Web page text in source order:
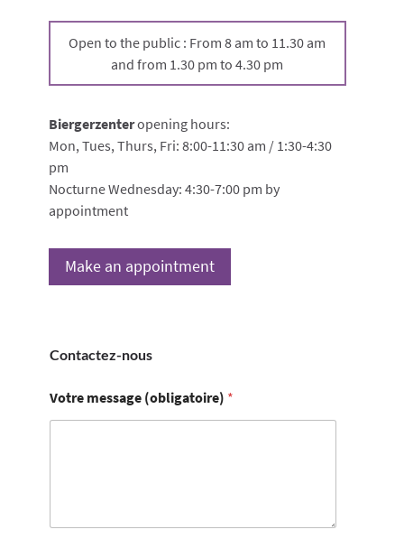
Open to the public : From 8 am to 11.30 am
and from 1.30 pm to 4.30 pm
Biergerzenteropening hours:
Mon, Tues, Thurs, Fri: 8:00-11:30 am / 1:30-4:30
pm
Nocturne Wednesday: 4:30-7:00 pm by
appointment
Make an appointment
Contactez-nous
Votre message (obligatoire) *